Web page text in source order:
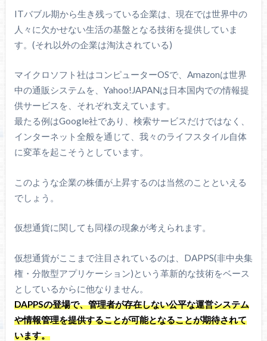
ITバブル期から生き残っている企業は、現在では世界中の
人々に欠かせない生活の基盤となる技術を提供していま
す。(それ以外の企業は淘汰されている)
マイクロソフト社はコンピューターOSで、Amazonは世界
中の通販システムを、Yahoo!JAPANは日本国内での情報提
供サービスを、それぞれ支えています。
最たる例はGoogle社であり、検索サービスだけではなく、
インターネット全般を通じて、我々のライフスタイル自体
に変革を起こそうとしています。
このような企業の株価が上昇するのは当然のことといえる
でしょう。
仮想通貨に関しても同様の現象が考えられます。
仮想通貨がここまで注目されているのは、DAPPS(非中央集
権・分散型アプリケーション)という革新的な技術をベース
としているからに他なりません。
DAPPSの登場で、管理者が存在しない公平な運営システム
や情報管理を提供することが可能となることが期待されて
います。